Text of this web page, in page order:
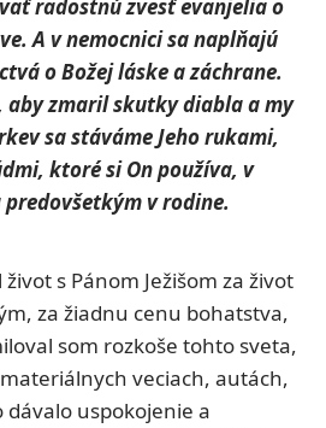
radostnú zvesť evanjelia o
A v nemocnici sa naplňajú
o Božej láske a záchrane.
aby zmaril skutky diabla a my
sa stáváme Jeho rukami,
ktoré si On používa, v
predovšetkým v rodine.
s Pánom Ježišom za život
za žiadnu cenu bohatstva,
som rozkoše tohto sveta,
veciach, autách,
dávalo uspokojenie a